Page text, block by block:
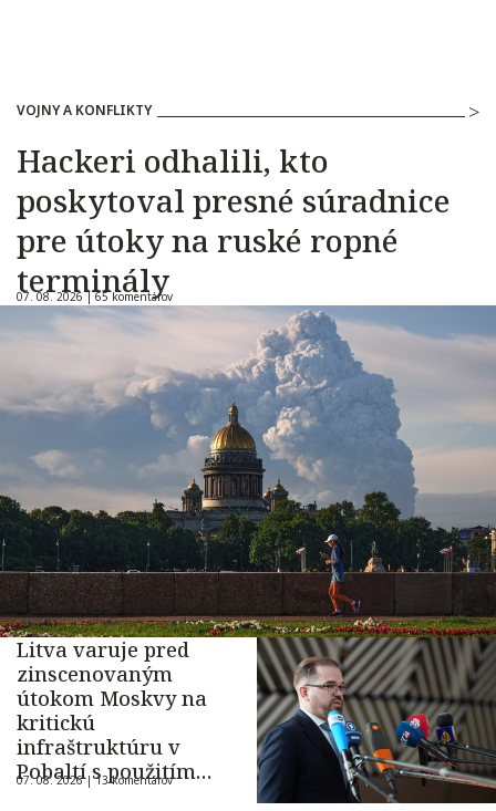
VOJNY A KONFLIKTY
Hackeri odhalili, kto
poskytoval presné súradnice
pre útoky na ruské ropné
terminály
07. 08. 2026 |65 komentárov
Litva varuje pred
zinscenovaným
útokom Moskvy na
kritickú
infraštruktúru v
Pobaltí s použitím
ukrajinského dronu
07. 08. 2026 |13 komentárov